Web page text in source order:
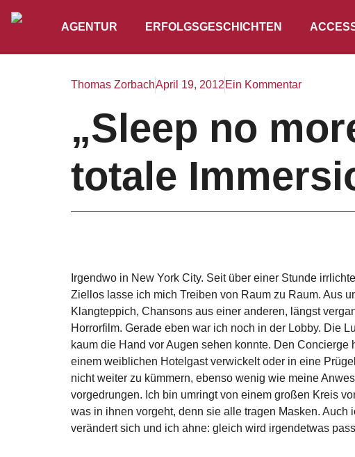
AGENTUR ERFOLGSGESCHICHTEN
Thomas ZorbachApril 19, 2012 Ein Kommentar
„Sleep no
totale
Irgendwo in New York City. Seit über einer Stunde
Ziellos lasse ich mich Treiben von Raum zu Raum. Aus
Klangteppich, Chansons aus einer anderen, längst
Horrorfilm. Gerade eben war ich noch in der Lobby. Die
kaum die Hand vor Augen sehen konnte. Den
einem weiblichen Hotelgast verwickelt oder in eine
nicht weiter zu kümmern, ebenso wenig wie meine
vorgedrungen. Ich bin umringt von einem großen Kreis
was in ihnen vorgeht, denn sie alle tragen Masken. Auch
verändert sich und ich ahne: gleich wird irgendetwas